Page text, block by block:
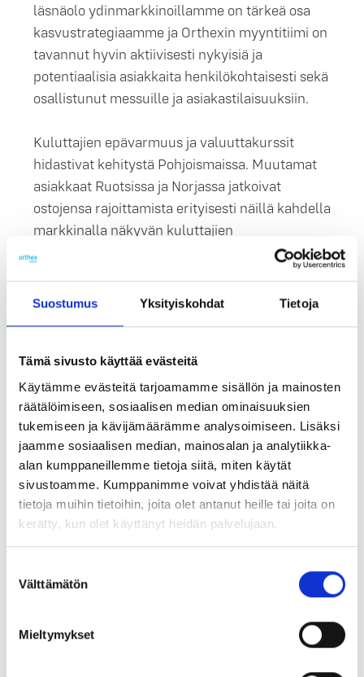
Suostumus Yksityiskohdat Tietoja
Tämä sivusto käyttää evästeitä
Käytämme evästeitä tarjoamamme sisällön ja mainosten
räätälöimiseen, sosiaalisen median ominaisuuksien
tukemiseen ja kävijämäärämme analysoimiseen. Lisäksi
jaamme sosiaalisen median, mainosalan ja analytiikka-
alan kumppaneillemme tietoja siitä, miten käytät
sivustoamme. Kumppanimme voivat yhdistää näitä
tietoja muihin tietoihin, joita olet antanut heille tai joita on
kerätty, kun olet käyttänyt heidän palvelujaan.
valinta
Välttämätön
Mieltymykset
läsnäolo ydinmarkkinoillamme on tärkeä osa
kasvustrategiaamme ja Orthexin myyntitiimi on
tavannut hyvin aktiivisesti nykyisiä ja
potentiaalisia asiakkaita henkilökohtaisesti sekä
osallistunut messuille ja asiakastilaisuuksiin.
Kuluttajien epävarmuus ja valuuttakurssit
hidastivat kehitystä Pohjoismaissa. Muutamat
asiakkaat Ruotsissa ja Norjassa jatkoivat
ostojensa rajoittamista erityisesti näillä kahdella
markkinalla näkyvän kuluttajien
epävarmuuden takia. Tämän vaikutus koko
Pohjoismaiden laskutetun myynnin kehitykseen
oli -8,8 %. Lasku ei kuitenkaan johtunut jakelun
Yksi vuosineljänneksen monista kaupallisista
kohokohdista oli Orthexin näkyvä
osallistuminen Frankfurtin Ambiente-
messuille, jotka järjestettiin uudelleen kolmen
vuoden covid-19 tauon jälkeen. Toinen
mainitsemisen arvoinen saavutus on
edistymisemme näkyvyydessämme sekä
verkkokauppatoimijoiden että monikanava-
prosessejamme verkkokauppakanavassa
Suurin tuoteryhmä Säilytys edustaa